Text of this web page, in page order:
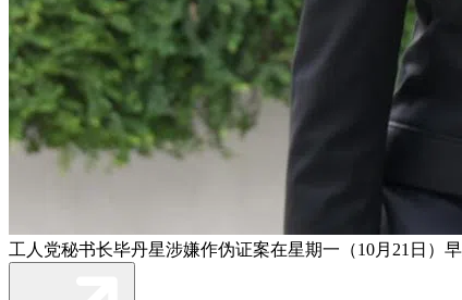
工人党秘书长毕丹星涉嫌作伪证案在星期一（10月21日）